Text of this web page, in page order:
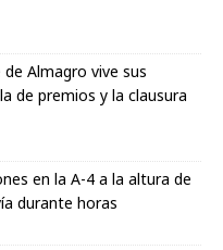
Almagro vive sus
de premios y la clausura
en la A-4 a la altura de
durante horas